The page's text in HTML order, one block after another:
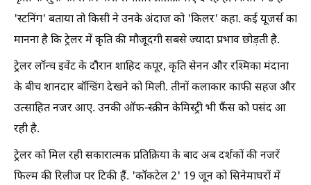
'स्टनिंग' बताया तो किसी ने उनके अंदाज को 'किलर' कहा. कई यूजर्स का
मानना है कि ट्रेलर में कृति की मौजूदगी सबसे ज्यादा प्रभाव छोड़ती है.
ट्रेलर लॉन्च इवेंट के दौरान शाहिद कपूर, कृति सेनन और रश्मिका मंदाना
के बीच शानदार बॉन्डिंग देखने को मिली. तीनों कलाकार काफी सहज और
उत्साहित नजर आए. उनकी ऑफ-स्क्रीन केमिस्ट्री भी फैंस को पसंद आ
रही है.
ट्रेलर को मिल रही सकारात्मक प्रतिक्रिया के बाद अब दर्शकों की नजरें
फिल्म की रिलीज पर टिकी हैं. 'कॉकटेल 2' 19 जून को सिनेमाघरों में